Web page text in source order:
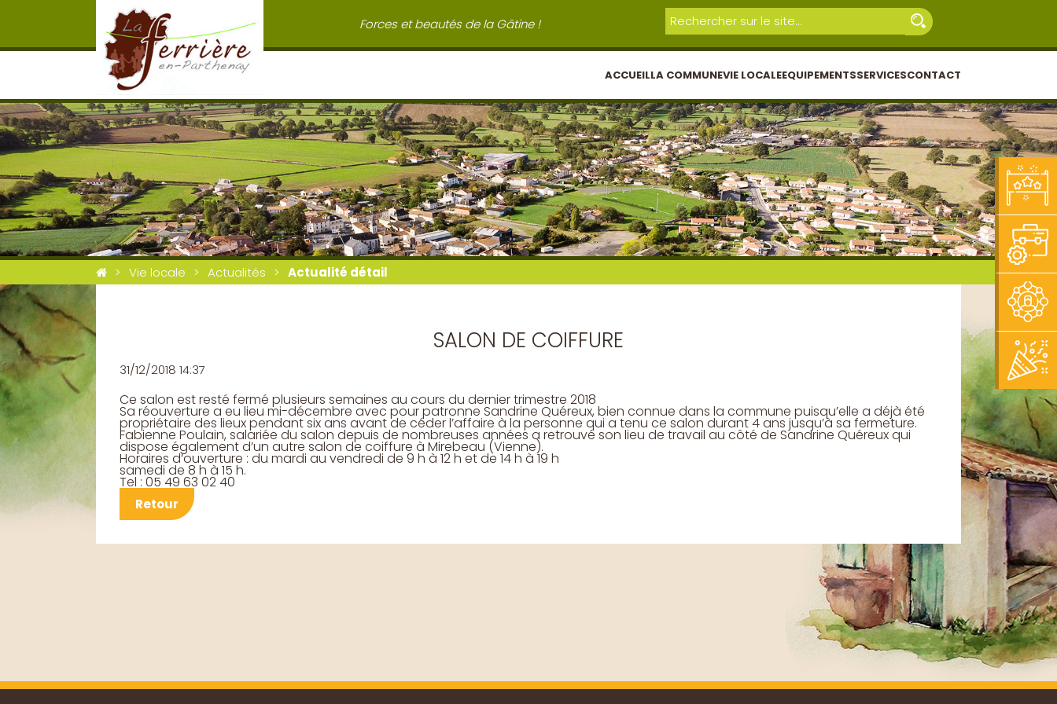
Forces et beautés de la Gâtine !
ACCUEILLA COMMUNEVIE LOCALEEQUIPEMENTSSERVICESCONTACT
Vie locale Actualités Actualité détail
SALON DE COIFFURE
31/12/2018 14:37
Ce salon est resté fermé plusieurs semaines au cours du dernier trimestre 2018
Sa réouverture a eu lieu mi-décembre avec pour patronne Sandrine Quéreux, bien connue dans la commune puisqu’elle a déjà été
propriétaire des lieux pendant six ans avant de céder l’affaire à la personne qui a tenu ce salon durant 4 ans jusqu’à sa fermeture.
Fabienne Poulain, salariée du salon depuis de nombreuses années a retrouvé son lieu de travail au côté de Sandrine Quéreux qui
dispose également d’un autre salon de coiffure à Mirebeau (Vienne).
Horaires d’ouverture : du mardi au vendredi de 9 h à 12 h et de 14 h à 19 h
samedi de 8 h à 15 h.
Tel : 05 49 63 02 40
Retour